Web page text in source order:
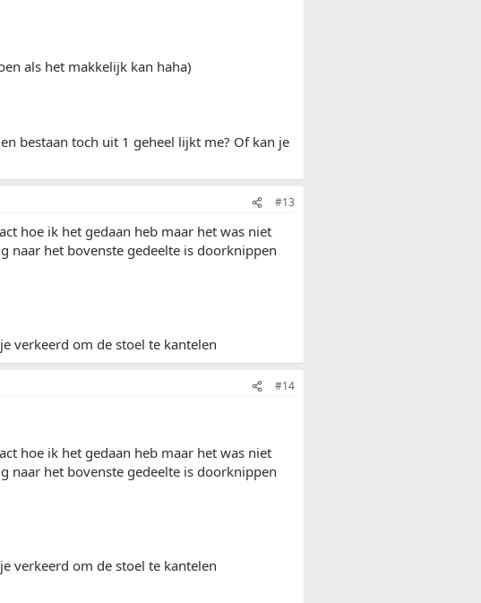
als het makkelijk kan haha)
bestaan toch uit 1 geheel lijkt me? Of kan je
#13
hoe ik het gedaan heb maar het was niet
naar het bovenste gedeelte is doorknippen
verkeerd om de stoel te kantelen
#14
hoe ik het gedaan heb maar het was niet
naar het bovenste gedeelte is doorknippen
verkeerd om de stoel te kantelen